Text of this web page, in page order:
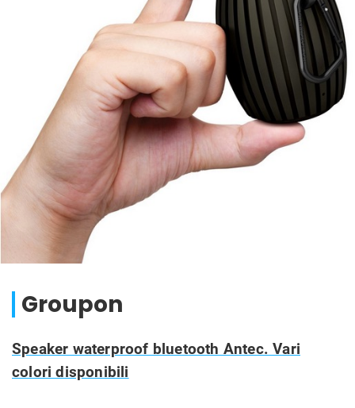
Groupon
Speaker waterproof bluetooth Antec. Vari
colori disponibili